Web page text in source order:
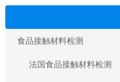
食品接触材料检测
法国食品接触材料检测